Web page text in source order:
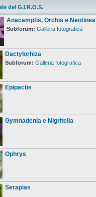
del G.I.R.O.S.
Anacamptis, Orchis e Neotinea
Subforum: Galleria fotografica
Dactylorhiza
Subforum: Galleria fotografica
Epipactis
Gymnadenia e Nigritella
Ophrys
Serapias